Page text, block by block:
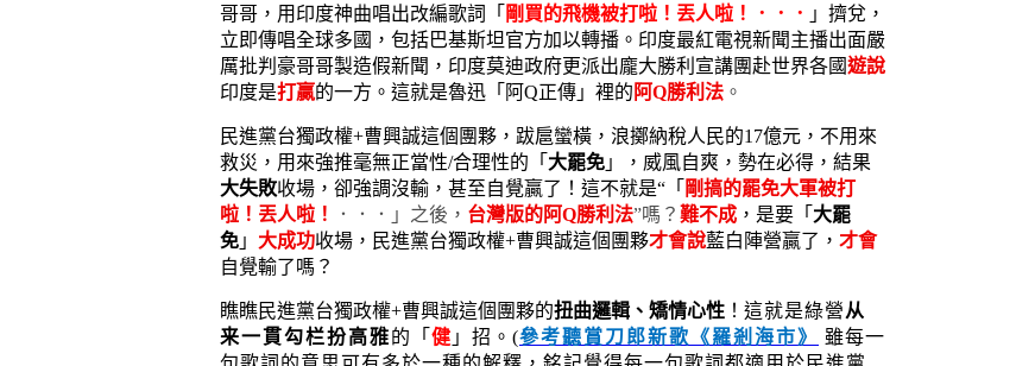
哥哥，用印度神曲唱出改編歌詞「 剛買的飛機被打啦！丟人啦！．．． 」擠兌，
立即傳唱全球多國，包括巴基斯坦官方加以轉播。印度最紅電視新聞主播出面嚴
厲批判豪哥哥製造假新聞，印度莫迪政府更派出龐大勝利宣講團赴世界各國遊說
印度是打贏的一方。這就是魯迅「阿Q正傳」裡的 阿Q勝利法 。
民進黨台獨政權+曹興誠這個團夥，跋扈蠻橫，浪擲納稅人民的17億元，不用來
救災，用來強推毫無正當性/合理性的「 大罷免 」，威風自爽，勢在必得，結果
大失敗收場，卻強調沒輸，甚至自覺贏了！這不就是“「 剛搞的罷免大軍被打
啦！丟人啦！
．．．」之後， 台灣版的阿Q勝利法”嗎？ 難不成 ，是要「 大罷
免 」 大成功收場，民進黨台獨政權+曹興誠這個團夥才會說藍白陣營贏了， 才會
自覺輸了嗎？
瞧瞧民進黨台獨政權+曹興誠這個團夥的扭曲邏輯、矯情心性 ！ 這就是綠營从
来一貫勾栏扮高雅的「 健 」招。 (參考聽賞刀郎新歌《羅剎海市》
雖每一